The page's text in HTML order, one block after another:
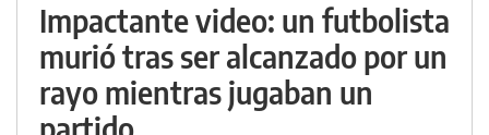
Impactante video: un futbolista
murió tras ser alcanzado por un
rayo mientras jugaban un